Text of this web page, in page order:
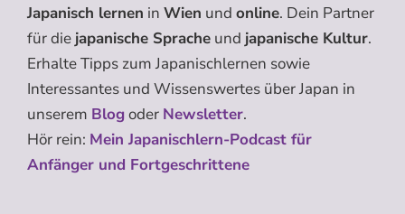
Japanisch lernen in Wien und online. Dein Partner
für die japanische Sprache und japanische Kultur.
Erhalte Tipps zum Japanischlernen sowie
Interessantes und Wissenswertes über Japan in
unserem Blogoder Newsletter.
Hör rein: Mein Japanischlern-Podcast für
Anfänger und Fortgeschrittene